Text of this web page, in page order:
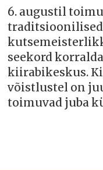
6. augustil
seekord
kiirabikeskus.
võistlustel on
toimuvad juba